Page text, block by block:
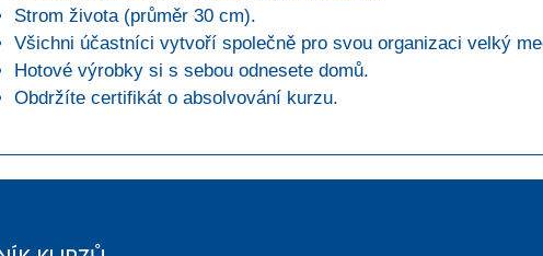
Strom života (průměr 30 cm).
Všichni účastníci vytvoří společně pro svou organizaci velký
Hotové výrobky si s sebou odnesete domů.
Obdržíte certifikát o absolvování kurzu.